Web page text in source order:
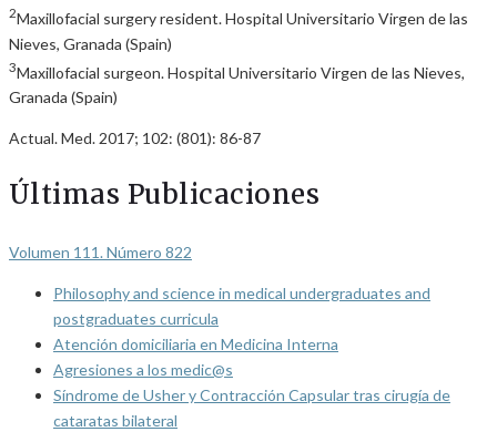
2Maxillofacial surgery resident. Hospital Universitario Virgen de las
Nieves, Granada (Spain)
3Maxillofacial surgeon. Hospital Universitario Virgen de las Nieves,
Granada (Spain)
Actual. Med. 2017; 102: (801): 86-87
Últimas Publicaciones
Volumen 111. Número 822
Philosophy and science in medical undergraduates and
postgraduates curricula
Atención domiciliaria en Medicina Interna
Agresiones a los medic@s
Síndrome de Usher y Contracción Capsular tras cirugía de
cataratas bilateral